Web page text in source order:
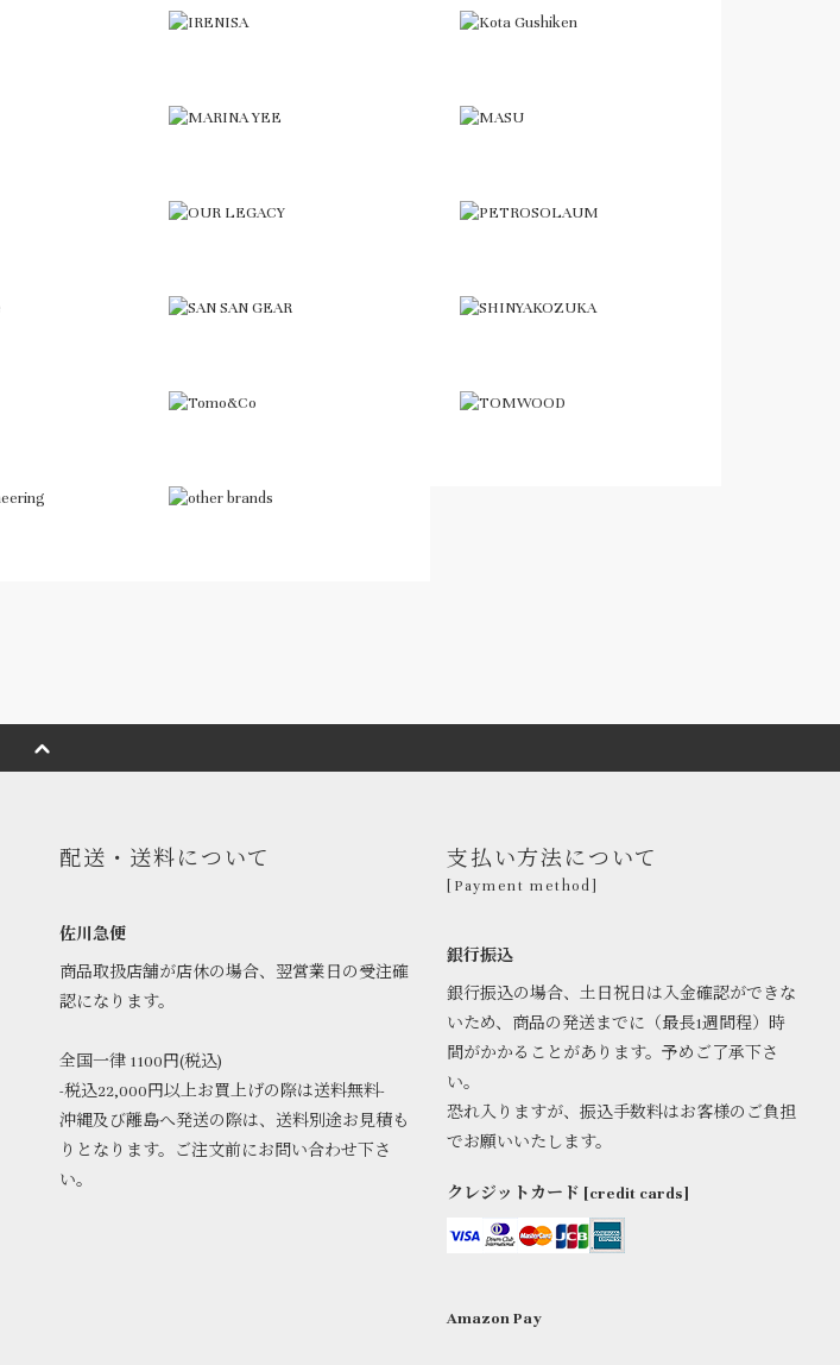
配送・送料について
佐川急便
商品取扱店舗が店休の場合、翌営業日の受注確
認になります。
全国一律 1100円(税込)
-税込22,000円以上お買上げの際は送料無料-
沖縄及び離島へ発送の際は、送料別途お見積も
りとなります。ご注文前にお問い合わせ下さ
い。
支払い方法について
[Payment method]
銀行振込
銀行振込の場合、土日祝日は入金確認ができな
いため、商品の発送までに（最長1週間程）時
間がかかることがあります。予めご了承下さ
い。
恐れ入りますが、振込手数料はお客様のご負担
でお願いいたします。
クレジットカード [credit cards]
Amazon Pay